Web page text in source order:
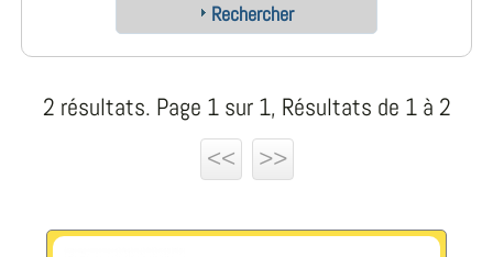
Rechercher
2 résultats. Page 1 sur 1, Résultats de 1 à 2
<<
>>